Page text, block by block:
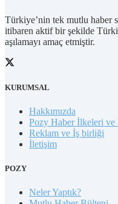
Türkiye’nin tek mutlu haber
itibaren aktif bir şekilde
aşılamayı amaç etmiştir.
KURUMSAL
Hakkımızda
Pozy Haber İlkeleri ve
Reklam ve İş birliği
İletişim
POZY
Neler Yaptık?